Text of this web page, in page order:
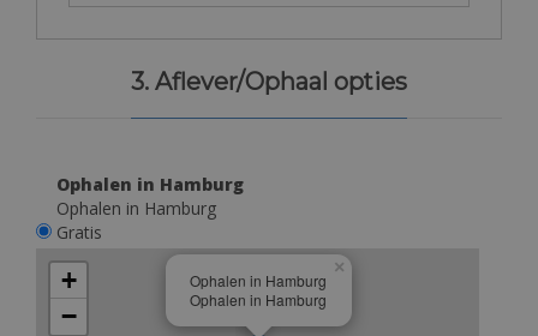
3. Aflever/Ophaal opties
Ophalen in Hamburg
Ophalen in Hamburg
Gratis
Ophalen in Hamburg
Ophalen in Hamburg
×
+
−